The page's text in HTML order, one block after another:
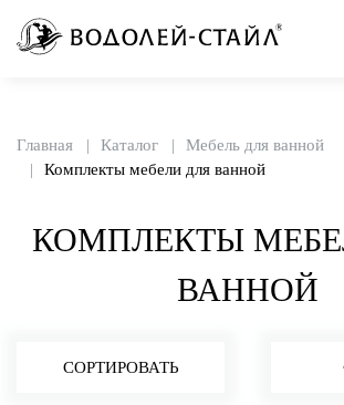
Главная Каталог
Мебель для ванной
Комплекты мебели для ванной
КОМПЛЕКТЫ
ВАННОЙ
СОРТИРОВАТЬ